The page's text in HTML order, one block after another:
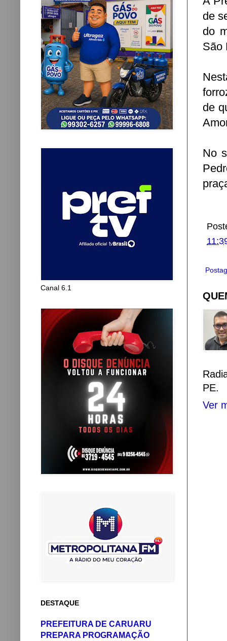
de
do
São
de
No
PE.
Ver
Canal 6.1
DESTAQUE
PREFEITURA DE CARUARU
PREPARA PROGRAMAÇÃO